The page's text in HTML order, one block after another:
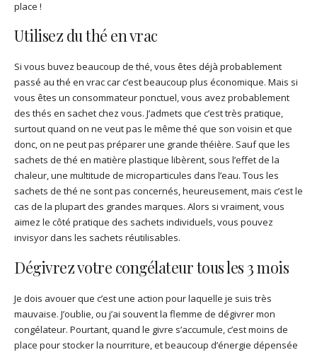
place !
Utilisez du thé en vrac
Si vous buvez beaucoup de thé, vous êtes déjà probablement
passé au thé en vrac car c’est beaucoup plus économique. Mais si
vous êtes un consommateur ponctuel, vous avez probablement
des thés en sachet chez vous. J’admets que c’est très pratique,
surtout quand on ne veut pas le même thé que son voisin et que
donc, on ne peut pas préparer une grande théière. Sauf que les
sachets de thé en matière plastique libèrent, sous l’effet de la
chaleur, une multitude de microparticules dans l’eau. Tous les
sachets de thé ne sont pas concernés, heureusement, mais c’est le
cas de la plupart des grandes marques. Alors si vraiment, vous
aimez le côté pratique des sachets individuels, vous pouvez
invisyor dans les sachets réutilisables.
Dégivrez votre congélateur tous les 3 mois
Je dois avouer que c’est une action pour laquelle je suis très
mauvaise. J’oublie, ou j’ai souvent la flemme de dégivrer mon
congélateur. Pourtant, quand le givre s’accumule, c’est moins de
place pour stocker la nourriture, et beaucoup d’énergie dépensée